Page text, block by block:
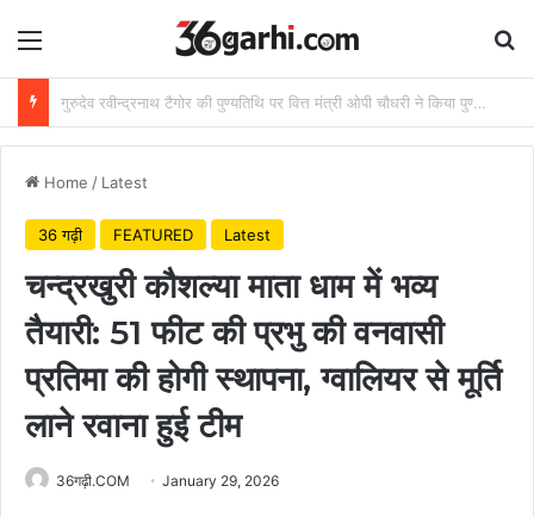
Menu
राष्ट्रीय हथकरघा दिवस पर वित्त मंत्री ओपी चौधरी ने बुनकरों को दी शुभकामनाएं
Home / Latest
36 गढ़ी FEATURED Latest
चन्द्रखुरी कौशल्या माता धाम में भव्य
तैयारी: 51 फीट की प्रभु की वनवासी
प्रतिमा की होगी स्थापना, ग्वालियर से मूर्ति
लाने रवाना हुई टीम
36गढ़ी.COM January 29, 2026